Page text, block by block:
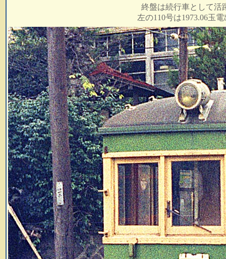
終盤は続行車として活
左の110号は1973.06玉